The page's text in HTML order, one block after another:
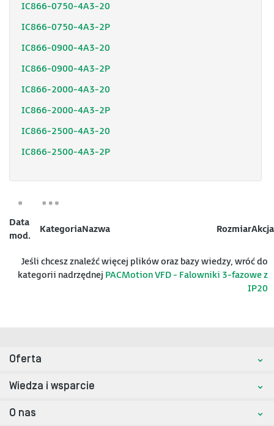
IC866-0750-4A3-20
IC866-0750-4A3-2P
IC866-0900-4A3-20
IC866-0900-4A3-2P
IC866-2000-4A3-20
IC866-2000-4A3-2P
IC866-2500-4A3-20
IC866-2500-4A3-2P
Data
mod.
KategoriaNazwa RozmiarAkcja
Jeśli chcesz znaleźć więcej plików oraz bazy wiedzy, wróć do
kategorii nadrzędnej PACMotion VFD - Falowniki 3-fazowe z
IP20
Oferta
Wiedza i wsparcie
O nas